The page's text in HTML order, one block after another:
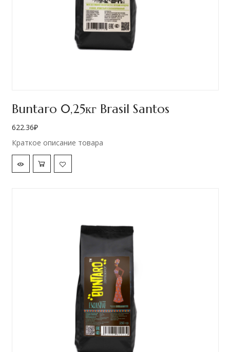
Buntaro 0,25кг Brasil Santos
622.36₽
Краткое описание товара